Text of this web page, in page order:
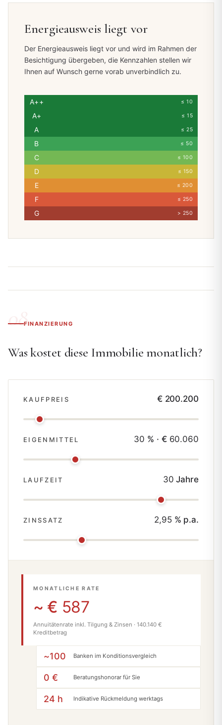
Energieausweis liegt vor
Der Energieausweis liegt vor und wird im Rahmen der
Besichtigung übergeben, die Kennzahlen stellen wir
Ihnen auf Wunsch gerne vorab unverbindlich zu.
A++ ≤ 10
A+ ≤ 15
A ≤ 25
B ≤ 50
C ≤ 100
D ≤ 150
E ≤ 200
F ≤ 250
G > 250
FINANZIERUNG
Was kostet diese Immobilie monatlich?
KAUFPREIS € 200.200
EIGENMITTEL 30 % · € 60.060
LAUFZEIT 30 Jahre
ZINSSATZ 2,95% p.a.
MONATLICHE RATE
~ € 587
Annuitätenrate inkl. Tilgung & Zinsen · 140.140 €
Kreditbetrag
~100 Banken im Konditionsvergleich
0 € Beratungshonorar für Sie
24 h Indikative Rückmeldung werktags